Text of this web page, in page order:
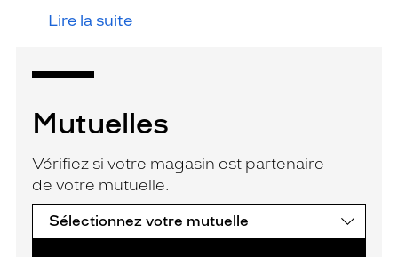
Lire la suite
Mutuelles
Vérifiez si votre magasin est partenaire
de votre mutuelle.